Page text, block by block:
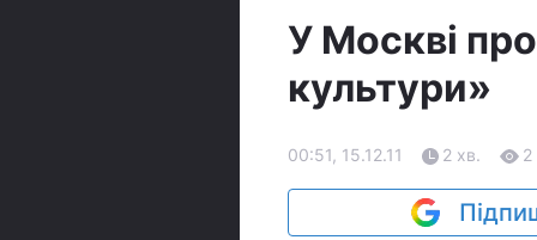
У Москві
культури»
00:51, 15.12.11 2 хв. 2